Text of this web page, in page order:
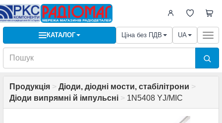
КАТАЛОГ Ціна без ПДВ UA
Продукція > Діоди, діодні мости, стабілітрони >
Діоди випрямні й імпульсні > 1N5408 YJ/MIC